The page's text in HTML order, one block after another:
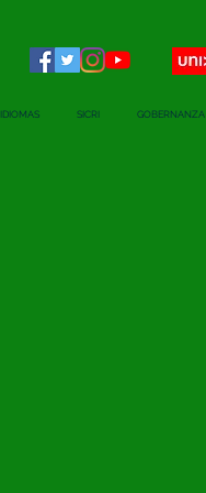
IDIOMAS SICRI GOBERNANZA